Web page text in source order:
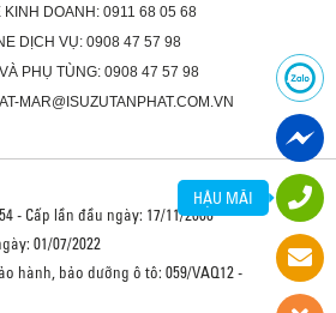
KINH DOANH: 0911 68 05 68
DỊCH VỤ: 0908 47 57 98
PHỤ TÙNG: 0908 47 57 98
MAR@ISUZUTANPHAT.COM.VN
- Cấp lần đầu ngày: 17/11/2008
01/07/2022
hành, bảo dưỡng ô tô: 059/VAQ12 -
HẬU MÃI